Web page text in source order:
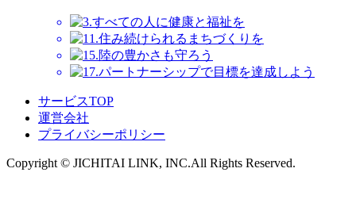
サービスTOP
運営会社
プライバシーポリシー
Copyright ©︎ JICHITAI LINK, INC.All Rights Reserved.